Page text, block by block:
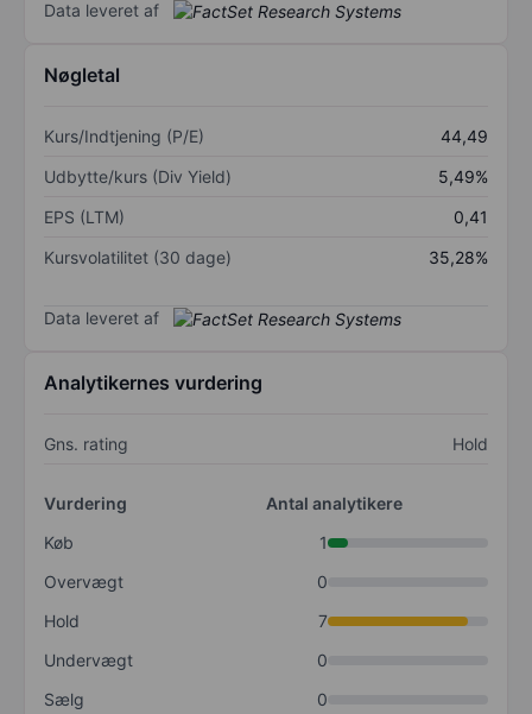
Data leveret af
Nøgletal
Kurs/Indtjening (P/E)
44,49
Udbytte/kurs (Div Yield)
5,49%
EPS (LTM)
0,41
Kursvolatilitet (30 dage)
35,28%
Data leveret af
Analytikernes vurdering
Gns. rating Hold
Vurdering
Antal analytikere
Køb
1
Overvægt
0
Hold
7
Undervægt
0
Sælg
0